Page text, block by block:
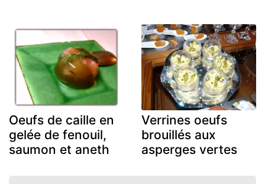
Oeufs de caille en
gelée de fenouil,
saumon et aneth
Verrines oeufs
brouillés aux
asperges vertes